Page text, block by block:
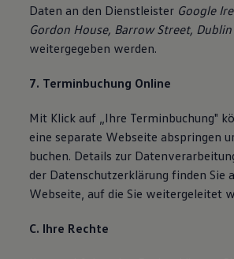
Daten an den Dienstleister Google
Gordon House, Barrow Street,
weitergegeben werden.
7. Terminbuchung Online
Mit Klick auf „Ihre Terminbuchung"
eine separate Webseite abspringen
buchen. Details zur
der Datenschutzerklärung finden Sie
Webseite, auf die Sie weitergeleitet
C. Ihre Rechte